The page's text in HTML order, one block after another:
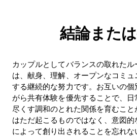
結論また
カップルとしてバランスの取れた
は、献身、理解、オープンなコミ
する継続的な努力です。お互いの
がら共有体験を優先することで、
尽くす調和のとれた関係を育むこ
はただ起こるものではなく、意図
によって創り出されることを忘れな